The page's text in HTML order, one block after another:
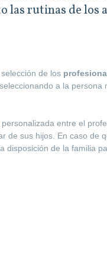
las rutinas de los
de los
a la persona
entre el
de sus hijos. En caso de
disposición de la familia